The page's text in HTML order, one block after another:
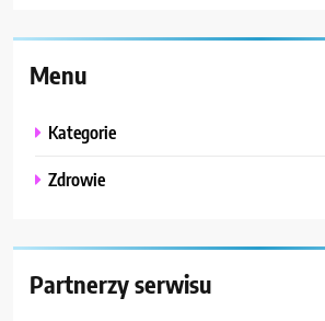
Menu
Kategorie
Zdrowie
Partnerzy serwisu